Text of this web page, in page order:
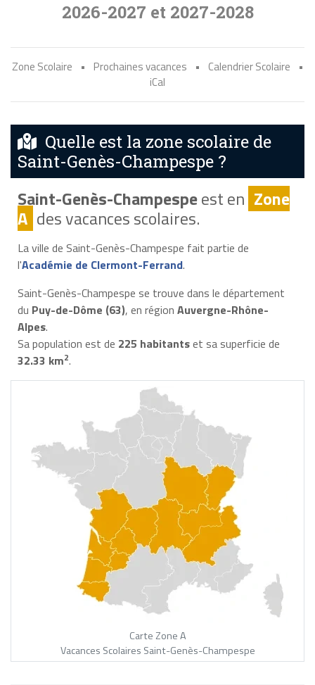
2026-2027 et 2027-2028
Zone Scolaire • Prochaines vacances • Calendrier Scolaire
•
iCal
Quelle est la zone scolaire de
Saint-Genès-Champespe ?
Saint-Genès-Champespeest en Zone
A des vacances scolaires.
La ville de Saint-Genès-Champespe fait partie de
l'Académie de Clermont-Ferrand.
Saint-Genès-Champespe se trouve dans le département
du Puy-de-Dôme (63), en région Auvergne-Rhône-
Alpes.
Sa population est de 225 habitantset sa superficie de
32.33 km2.
Carte Zone A
Vacances Scolaires Saint-Genès-Champespe